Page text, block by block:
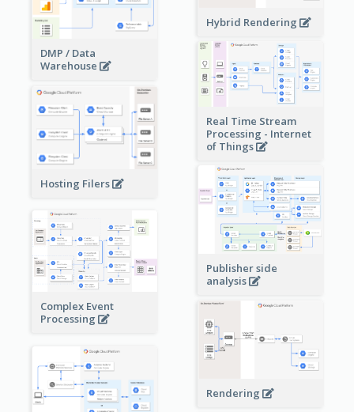
Hybrid Rendering
DMP / Data
Warehouse
Real Time Stream
Processing - Internet
of Things
Hosting Filers
Publisher side
analysis
Complex Event
Processing
Rendering